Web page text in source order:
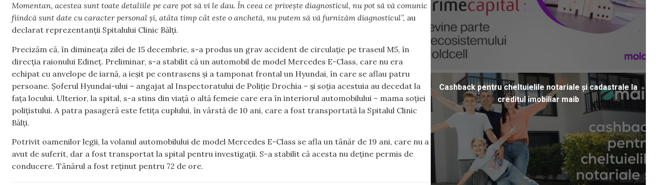
Momentan, acestea sunt toate detaliile pe care pot să vi le dau. În ceea ce privește diagnosticul, nu pot să vă comunic
fiindcă sunt date cu caracter personal și, atâta timp cât este o anchetă, nu putem să vă furnizăm diagnosticul”, au
declarat reprezentanții Spitalului Clinic Bălți.
Precizăm că, în dimineața zilei de 15 decembrie, s-a produs un grav accident de circulație pe traseul M5, în
direcția raionului Edineț. Preliminar, s-a stabilit că un automobil de model Mercedes E-Class, care nu era
echipat cu anvelope de iarnă, a ieșit pe contrasens și a tamponat frontal un Hyundai, în care se aflau patru
persoane. Șoferul Hyundai-ului – angajat al Inspectoratului de Poliție Drochia – și soția acestuia au decedat la
fața locului. Ulterior, la spital, s-a stins din viață o altă femeie care era în interiorul automobilului – mama soției
polițistului. A patra pasageră este fetița cuplului, în vârstă de 10 ani, care a fost transportată la Spitalul Clinic
Bălți.
Potrivit oamenilor legii, la volanul automobilului de model Mercedes E-Class se afla un tânăr de 19 ani, care nu a
avut de suferit, dar a fost transportat la spital pentru investigații. S-a stabilit că acesta nu deține permis de
conducere. Tânărul a fost reținut pentru 72 de ore.
Cashback pentru cheltuielile notariale și cadastrale la
creditul imobiliar maib